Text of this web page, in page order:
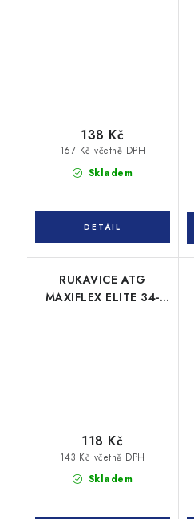
Skladem
167 Kč včetně DPH
138 Kč
RUKAVICE ATG
MAXIFLEX ELITE 34-
Skladem
143 Kč včetně DPH
118 Kč